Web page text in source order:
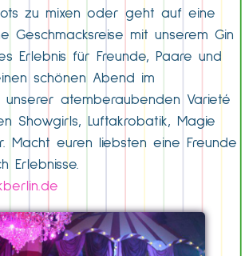
zu mixen oder geht auf eine
Geschmacksreise mit unserem Gin
Erlebnis für Freunde, Paare und
schönen Abend im
unserer atemberaubenden Varieté
Showgirls, Luftakrobatik, Magie
Macht euren liebsten eine Freunde
Erlebnisse.